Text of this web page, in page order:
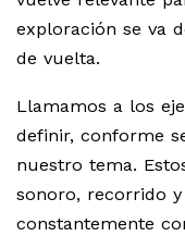
exploración se va
de vuelta.
Llamamos a los
definir, conforme
nuestro tema.
sonoro, recorrido
constantemente